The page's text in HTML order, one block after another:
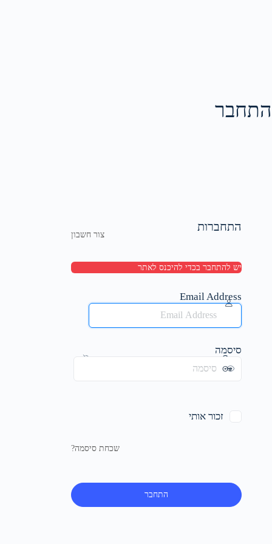
התחבר
התחברות
צור חשבון
יש להתחבר בכדי להיכנס לאתר
Email Address
סיסמה
זכור אותי
שכחת סיסמה?